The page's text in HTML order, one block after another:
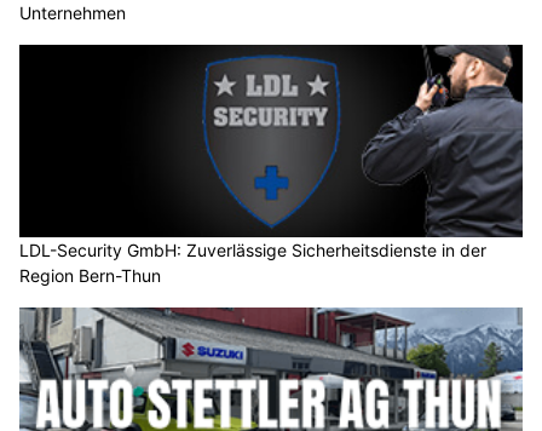
Unternehmen
LDL-Security GmbH: Zuverlässige Sicherheitsdienste in der
Region Bern-Thun